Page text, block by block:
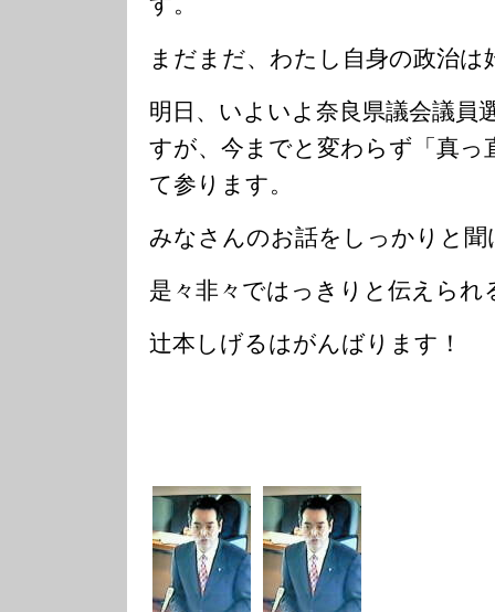
まだまだ、わたし自身の政治
明日、いよいよ奈良県議会議員
すが、今までと変わらず「真っ
て参ります。
みなさんのお話をしっかりと聞
是々非々ではっきりと伝えられ
辻本しげるはがんばります！